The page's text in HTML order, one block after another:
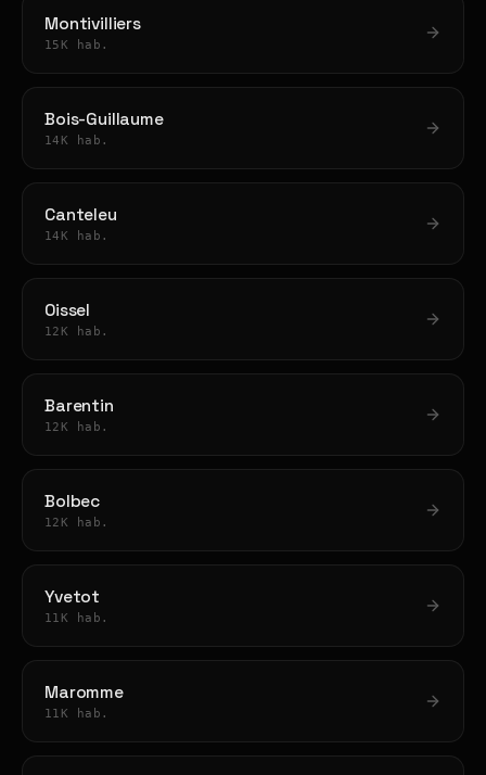
Montivilliers
15K hab.
Bois-Guillaume
14K hab.
Canteleu
14K hab.
Oissel
12K hab.
Barentin
12K hab.
Bolbec
12K hab.
Yvetot
11K hab.
Maromme
11K hab.